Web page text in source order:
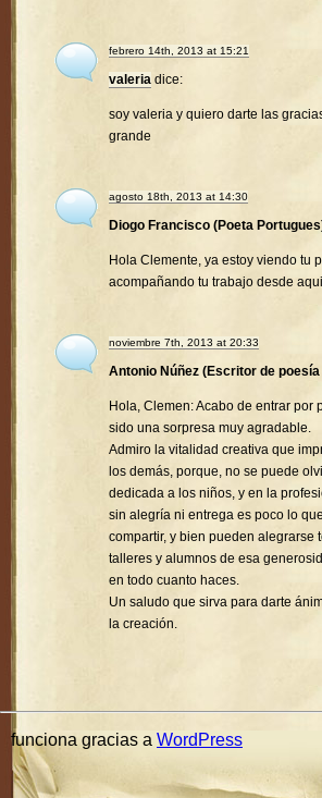
febrero 14th, 2013 at 15:21
valeria dice:
soy valeria y quiero darte las
grande
agosto 18th, 2013 at 14:30
Diogo Francisco (Poeta
Hola Clemente, ya estoy viendo tu
acompañando tu trabajo desde
noviembre 7th, 2013 at 20:33
Antonio Núñez (Escritor de
Hola, Clemen: Acabo de entrar por
sido una sorpresa muy agradable.
Admiro la vitalidad creativa que
los demás, porque, no se puede
dedicada a los niños, y en la
sin alegría ni entrega es poco lo
compartir, y bien pueden alegrarse
talleres y alumnos de esa
en todo cuanto haces.
Un saludo que sirva para darte
la creación.
funciona gracias a WordPress